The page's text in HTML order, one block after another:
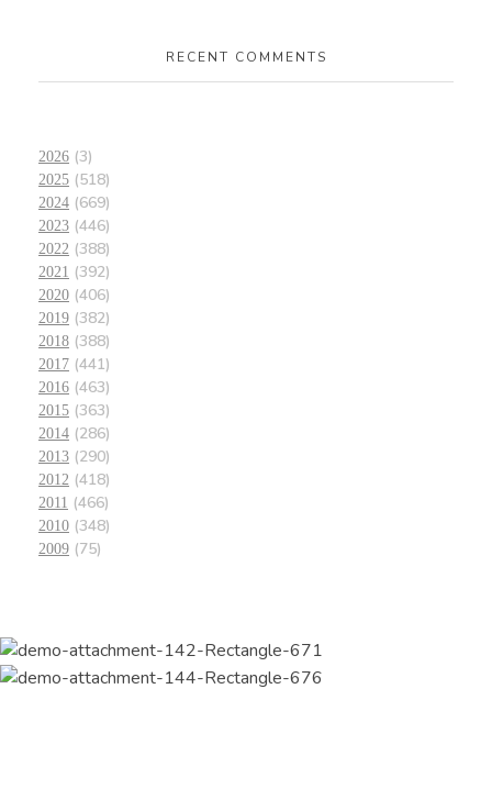
RECENT COMMENTS
2026 (3)
2025 (518)
2024 (669)
2023 (446)
2022 (388)
2021 (392)
2020 (406)
2019 (382)
2018 (388)
2017 (441)
2016 (463)
2015 (363)
2014 (286)
2013 (290)
2012 (418)
2011 (466)
2010 (348)
2009 (75)